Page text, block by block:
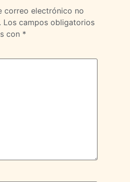
correo electrónico no
Los campos obligatorios
con *